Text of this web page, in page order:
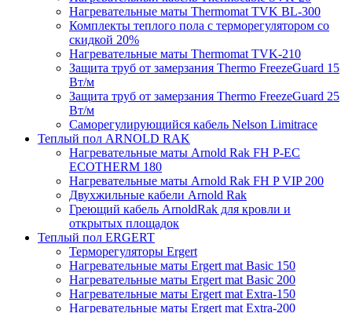
Нагревательные маты Thermomat TVK BL-300
Комплекты теплого пола с терморегулятором со
скидкой 20%
Нагревательные маты Thermomat TVK-210
Защита труб от замерзания Thermo FreezeGuard 15
Вт/м
Защита труб от замерзания Thermo FreezeGuard 25
Вт/м
Саморегулирующийся кабель Nelson Limitrace
Теплый пол ARNOLD RAK
Нагревательные маты Arnold Rak FH P-EC
ECOTHERM 180
Нагревательные маты Arnold Rak FH P VIP 200
Двухжильные кабели Arnold Rak
Греющий кабель ArnoldRak для кровли и
открытых площадок
Теплый пол ERGERT
Терморегуляторы Ergert
Нагревательные маты Ergert mat Basic 150
Нагревательные маты Ergert mat Basic 200
Нагревательные маты Ergert mat Extra-150
Нагревательные маты Ergert mat Extra-200